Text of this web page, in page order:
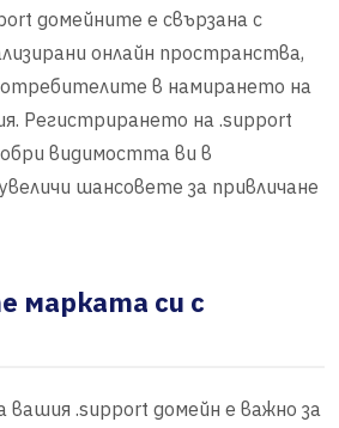
домейните е свързана с
онлайн пространства,
в намирането на
Регистрирането на .support
видимостта ви в
шансовете за привличане
марката си с
.support домейн е важно за